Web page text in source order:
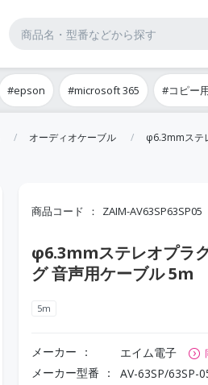
#epson #microsoft 365 #コピー
オーディオケーブル φ6.3mmステ
商品コード ZAIM-AV63SP63SP05
φ6.3mmステレオプラ
グ 音声用ケーブル 5m
5m
メーカー エイム電子
メーカー型番 AV-63SP/63SP-